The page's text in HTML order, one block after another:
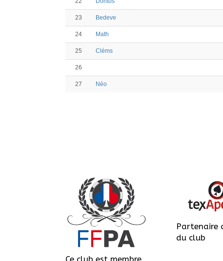
23 Bedeve
24 Math
25 Cléms
26
27 Néo
Partenaire
du club